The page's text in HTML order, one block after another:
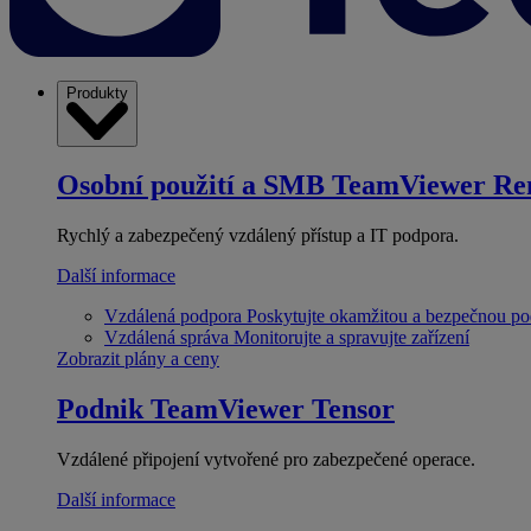
Produkty
Osobní použití a SMB TeamViewer
Rychlý a zabezpečený vzdálený přístup a IT podpora.
Další informace
Vzdálená podpora Poskytujte okamžitou a bezpečnou
Vzdálená správa Monitorujte a spravujte zařízení
Zobrazit plány a ceny
Podnik TeamViewer Tensor
Vzdálené připojení vytvořené pro zabezpečené operace.
Další informace